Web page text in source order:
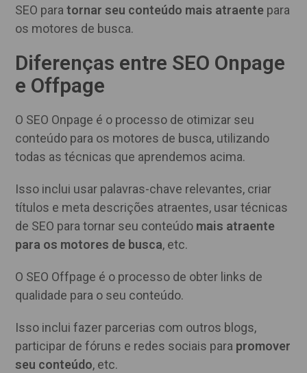
SEO paratornar seu conteúdo mais atraente para
os motores de busca.
Diferenças entre SEO Onpage
e Offpage
O SEO Onpage é o processo de otimizar seu
conteúdo para os motores de busca, utilizando
todas as técnicas que aprendemos acima.
Isso inclui usar palavras-chave relevantes, criar
títulos e meta descrições atraentes, usar técnicas
de SEO para tornar seu conteúdo mais atraente
para os motores de busca, etc.
O SEO Offpage é o processo de obter links de
qualidade para o seu conteúdo.
Isso inclui fazer parcerias com outros blogs,
participar de fóruns e redes sociais para promover
seu conteúdo, etc.